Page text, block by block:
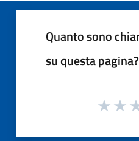
Quanto sono
su questa pagina?